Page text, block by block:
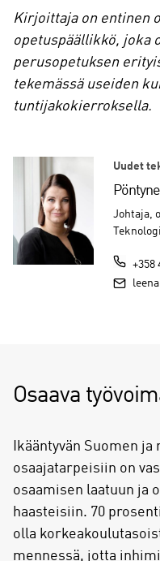
Kirjoittaja on entinen
opetuspäällikkö, joka
perusopetuksen
tekemässä useiden
tuntijakokierroksella.
Uudet
Johtaja,
+358
Osaava
Ikääntyvän Suomen
osaajatarpeisiin on
osaamisen laatuun ja
haasteisiin. 70
olla
mennessä, jotta